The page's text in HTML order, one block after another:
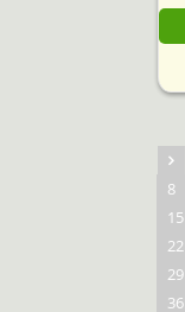
8
15
22
29
36